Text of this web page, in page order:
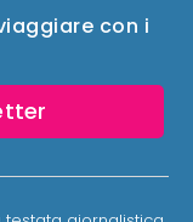
con i